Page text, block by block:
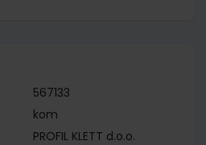
567133
kom
PROFIL KLETT d.o.o.